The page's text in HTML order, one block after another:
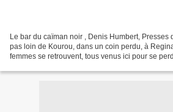
Le bar du caïman noir , Denis Humbert, Presses
pas loin de Kourou, dans un coin perdu, à
femmes se retrouvent, tous venus ici pour se